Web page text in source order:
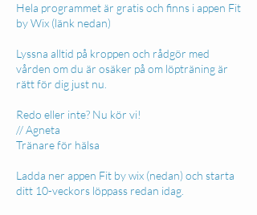
Hela programmet är gratis och finns i appen Fit
by Wix (länk nedan)
Lyssna alltid på kroppen och rådgör med
vården om du är osäker på om löpträning är
rätt för dig just nu.
Redo eller inte? Nu kör vi!
// Agneta
Tränare för hälsa
Ladda ner appen Fit by wix (nedan) och starta
ditt 10-veckors löppass redan idag.